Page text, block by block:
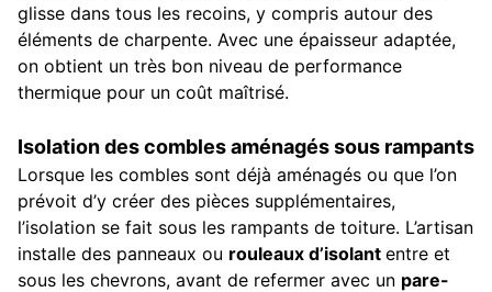
glisse dans tous les recoins, y compris autour des
éléments de charpente. Avec une épaisseur adaptée,
on obtient un très bon niveau de performance
thermique pour un coût maîtrisé.
Isolation des combles aménagés sous rampants
Lorsque les combles sont déjà aménagés ou que l’on
prévoit d’y créer des pièces supplémentaires,
l’isolation se fait sous les rampants de toiture. L’artisan
installe des panneaux ou rouleaux d’isolant entre et
sous les chevrons, avant de refermer avec un pare-